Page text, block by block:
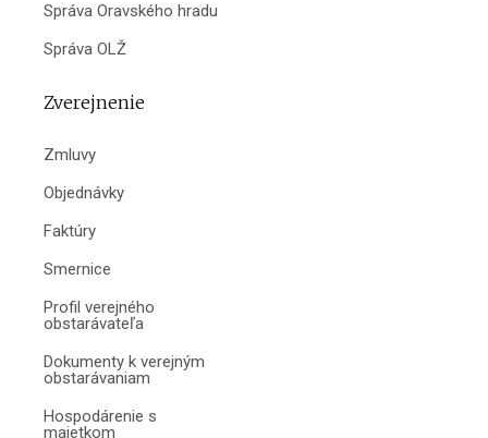
Správa Oravského hradu
Správa OLŽ
Zverejnenie
Zmluvy
Objednávky
Faktúry
Smernice
Profil verejného
obstarávateľa
Dokumenty k verejným
obstarávaniam
Hospodárenie s
majetkom